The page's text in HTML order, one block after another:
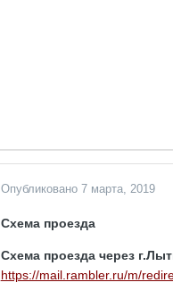
Опубликовано 7 марта, 2019
Схема проезда
Схема проезда через
https://mail.rambler.ru/m/